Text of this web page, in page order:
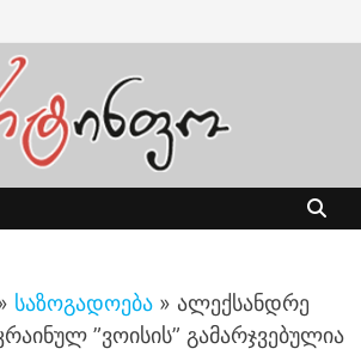
საზოგადოება » ალექსანდრე
”ვოისის” გამარჯვებულია